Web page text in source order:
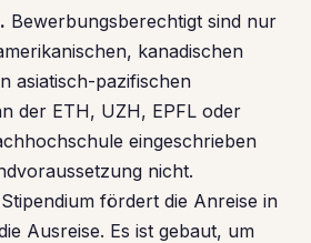
Bewerbungsberechtigt sind nur
kanadischen
asiatisch-pazifischen
der ETH, UZH, EPFL oder
eingeschrieben
nicht.
fördert die Anreise in
Ausreise. Es ist gebaut, um